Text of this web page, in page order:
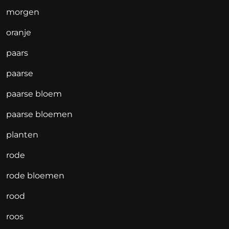
morgen
oranje
paars
paarse
paarse bloem
paarse bloemen
planten
rode
rode bloemen
rood
roos